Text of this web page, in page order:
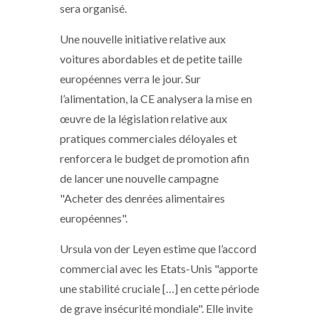
sera organisé.
Une nouvelle initiative relative aux
voitures abordables et de petite taille
européennes verra le jour. Sur
l’alimentation, la CE analysera la mise en
œuvre de la législation relative aux
pratiques commerciales déloyales et
renforcera le budget de promotion afin
de lancer une nouvelle campagne
"Acheter des denrées alimentaires
européennes".
Ursula von der Leyen estime que l’accord
commercial avec les Etats-Unis "apporte
une stabilité cruciale […] en cette période
de grave insécurité mondiale". Elle invite